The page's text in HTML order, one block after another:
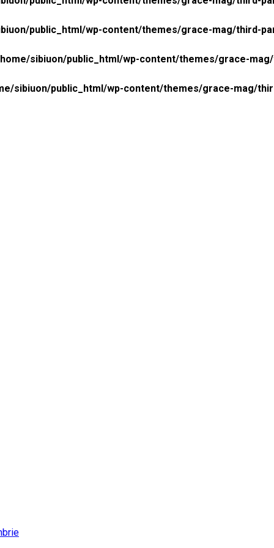
public_html/wp-content/themes/grace-mag/third-
sibiuon/public_html/wp-content/themes/grace-
sibiuon/public_html/wp-content/themes/grace-mag/